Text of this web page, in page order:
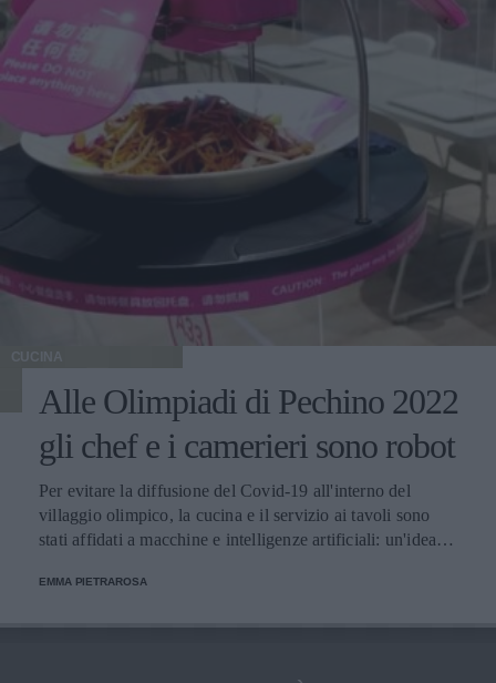
CUCINA
Alle Olimpiadi di Pechino 2022
gli chef e i camerieri sono robot
Per evitare la diffusione del Covid-19 all'interno del
villaggio olimpico, la cucina e il servizio ai tavoli sono
stati affidati a macchine e intelligenze artificiali: un'idea
EMMA PIETRAROSA